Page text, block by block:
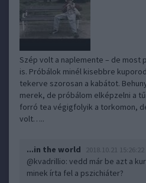
Szép volt a naplemente – de most
is. Próbálok minél kisebbre
tekerve szorosan a kabátot.
merek, de próbálom elképzelni a
forró tea végigfolyik a torkomon,
volt…..
...in the world 2018.10.21 15:26:22
@kvadrillio: vedd már be azt a
minek írta fel a pszichiáter?